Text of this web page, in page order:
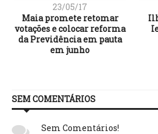
23/05/17
Maia promete retomar
votações e colocar reforma
da Previdência em pauta
em junho
SEM COMENTÁRIOS
Sem Comentários!